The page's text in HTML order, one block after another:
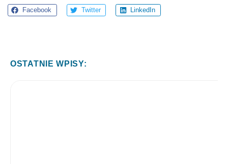
Facebook Twitter LinkedIn
OSTATNIE WPISY: